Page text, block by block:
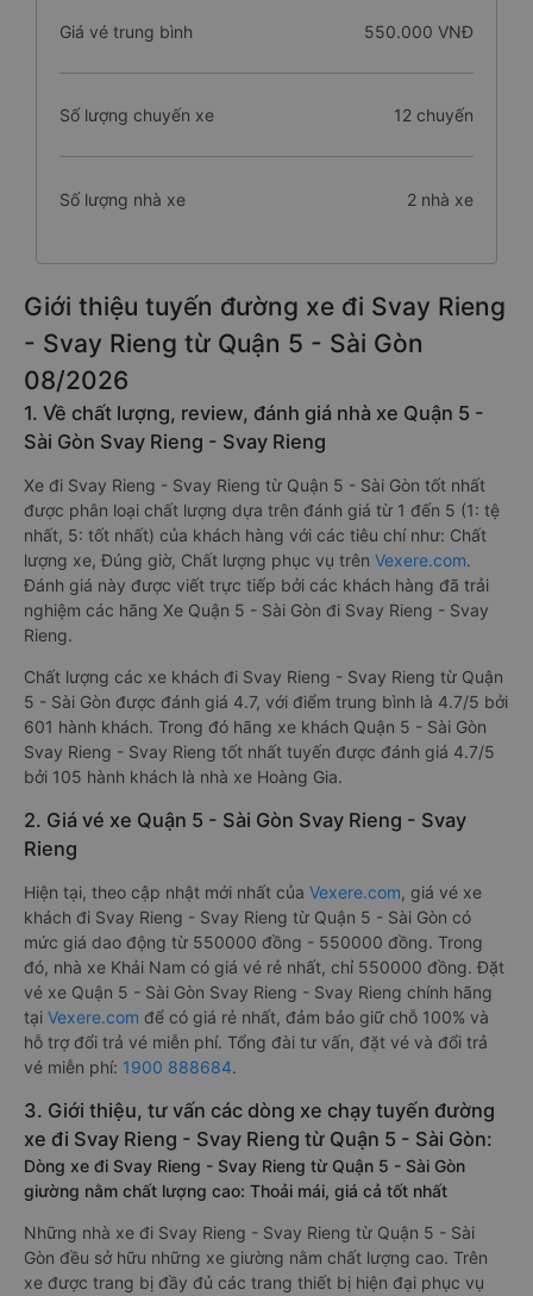
Giá vé trung bình 550.000 VNĐ
Số lượng chuyến xe 12 chuyến
Số lượng nhà xe 2 nhà xe
Giới thiệu tuyến đường xe đi Svay Rieng
- Svay Rieng từ Quận 5 - Sài Gòn
08/2026
1. Về chất lượng, review, đánh giá nhà xe Quận 5 -
Sài Gòn Svay Rieng - Svay Rieng
Xe đi Svay Rieng - Svay Rieng từ Quận 5 - Sài Gòn tốt nhất
được phân loại chất lượng dựa trên đánh giá từ 1 đến 5 (1: tệ
nhất, 5: tốt nhất) của khách hàng với các tiêu chí như: Chất
lượng xe, Đúng giờ, Chất lượng phục vụ trên Vexere.com.
Đánh giá này được viết trực tiếp bởi các khách hàng đã trải
nghiệm các hãng Xe Quận 5 - Sài Gòn đi Svay Rieng - Svay
Rieng.
Chất lượng các xe khách đi Svay Rieng - Svay Rieng từ Quận
5 - Sài Gòn được đánh giá 4.7, với điểm trung bình là 4.7/5 bởi
601 hành khách. Trong đó hãng xe khách Quận 5 - Sài Gòn
Svay Rieng - Svay Rieng tốt nhất tuyến được đánh giá 4.7/5
bởi 105 hành khách là nhà xe Hoàng Gia.
2. Giá vé xe Quận 5 - Sài Gòn Svay Rieng - Svay
Rieng
Hiện tại, theo cập nhật mới nhất của Vexere.com, giá vé xe
khách đi Svay Rieng - Svay Rieng từ Quận 5 - Sài Gòn có
mức giá dao động từ 550000 đồng - 550000 đồng. Trong
đó, nhà xe Khải Nam có giá vé rẻ nhất, chỉ 550000 đồng. Đặt
vé xe Quận 5 - Sài Gòn Svay Rieng - Svay Rieng chính hãng
tại Vexere.com để có giá rẻ nhất, đảm bảo giữ chỗ 100% và
hỗ trợ đổi trả vé miễn phí. Tổng đài tư vấn, đặt vé và đổi trả
vé miễn phí: 1900 888684.
3. Giới thiệu, tư vấn các dòng xe chạy tuyến đường
xe đi Svay Rieng - Svay Rieng từ Quận 5 - Sài Gòn:
Dòng xe đi Svay Rieng - Svay Rieng từ Quận 5 - Sài Gòn
giường nằm chất lượng cao: Thoải mái, giá cả tốt nhất
Những nhà xe đi Svay Rieng - Svay Rieng từ Quận 5 - Sài
Gòn đều sở hữu những xe giường nằm chất lượng cao. Trên
xe được trang bị đầy đủ các trang thiết bị hiện đại phục vụ